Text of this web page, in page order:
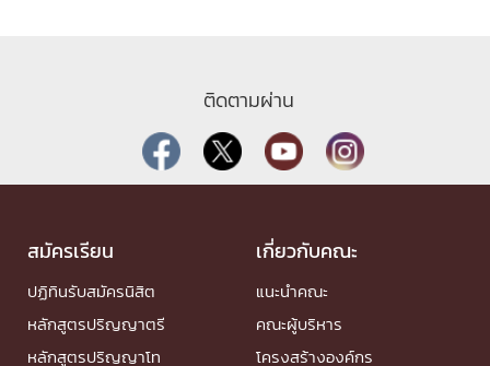
ติดตามผ่าน
สมัครเรียน
ปฏิทินรับสมัครนิสิต
หลักสูตรปริญญาตรี
หลักสูตรปริญญาโท
เกี่ยวกับคณะ
แนะนำคณะ
คณะผู้บริหาร
โครงสร้างองค์กร